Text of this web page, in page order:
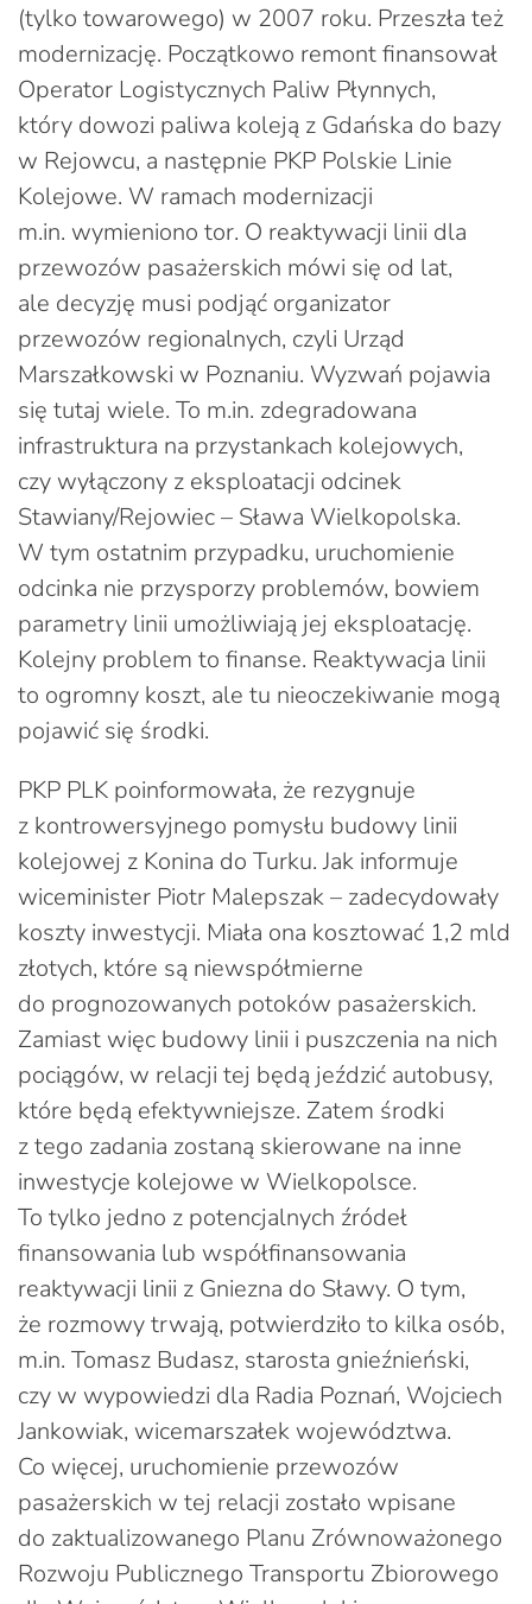
(tylko towarowego) w 2007 roku. Przeszła też
modernizację. Początkowo remont finansował
Operator Logistycznych Paliw Płynnych,
który dowozi paliwa koleją z Gdańska do bazy
w Rejowcu, a następnie PKP Polskie Linie
Kolejowe. W ramach modernizacji
m.in. wymieniono tor. O reaktywacji linii dla
przewozów pasażerskich mówi się od lat,
ale decyzję musi podjąć organizator
przewozów regionalnych, czyli Urząd
Marszałkowski w Poznaniu. Wyzwań pojawia
się tutaj wiele. To m.in. zdegradowana
infrastruktura na przystankach kolejowych,
czy wyłączony z eksploatacji odcinek
Stawiany/Rejowiec – Sława Wielkopolska.
W tym ostatnim przypadku, uruchomienie
odcinka nie przysporzy problemów, bowiem
parametry linii umożliwiają jej eksploatację.
Kolejny problem to finanse. Reaktywacja linii
to ogromny koszt, ale tu nieoczekiwanie mogą
pojawić się środki.
PKP PLK poinformowała, że rezygnuje
z kontrowersyjnego pomysłu budowy linii
kolejowej z Konina do Turku. Jak informuje
wiceminister Piotr Malepszak – zadecydowały
koszty inwestycji. Miała ona kosztować 1,2 mld
złotych, które są niewspółmierne
do prognozowanych potoków pasażerskich.
Zamiast więc budowy linii i puszczenia na nich
pociągów, w relacji tej będą jeździć autobusy,
które będą efektywniejsze. Zatem środki
z tego zadania zostaną skierowane na inne
inwestycje kolejowe w Wielkopolsce.
To tylko jedno z potencjalnych źródeł
finansowania lub współfinansowania
reaktywacji linii z Gniezna do Sławy. O tym,
że rozmowy trwają, potwierdziło to kilka osób,
m.in. Tomasz Budasz, starosta gnieźnieński,
czy w wypowiedzi dla Radia Poznań, Wojciech
Jankowiak, wicemarszałek województwa.
Co więcej, uruchomienie przewozów
pasażerskich w tej relacji zostało wpisane
do zaktualizowanego Planu Zrównoważonego
Rozwoju Publicznego Transportu Zbiorowego